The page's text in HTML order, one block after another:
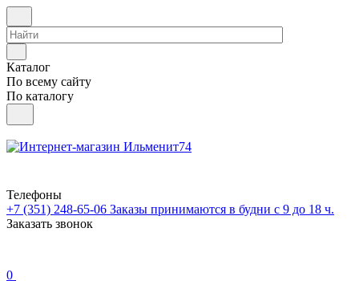
Каталог
По всему сайту
По каталогу
Телефоны
+7 (351) 248-65-06 Заказы принимаются в будни с 9 до 18 ч.
Заказать звонок
0